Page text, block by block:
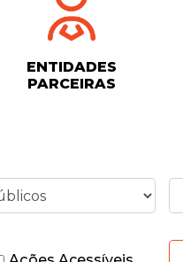
ENTIDADES
PARCEIRAS